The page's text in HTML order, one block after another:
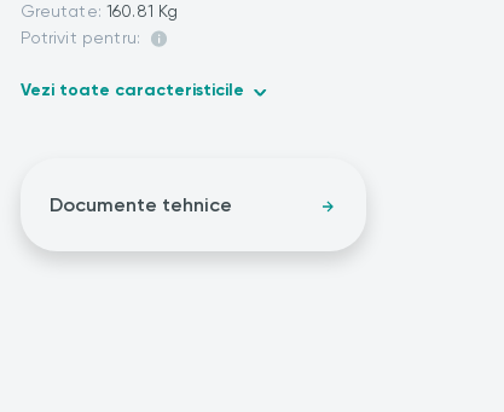
Greutate: 160.81 Kg
Potrivit pentru:
Vezi toate caracteristicile
Documente tehnice